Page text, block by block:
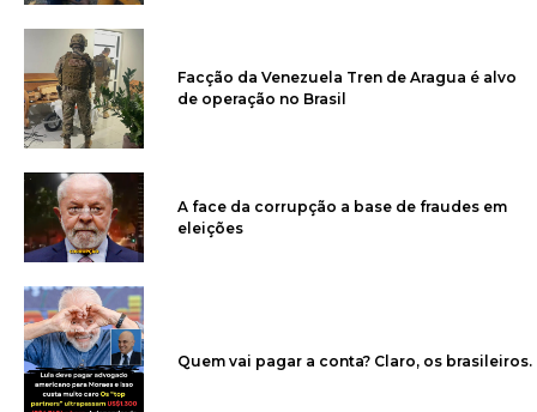
Facção da Venezuela Tren de Aragua é alvo
de operação no Brasil
A face da corrupção a base de fraudes em
eleições
Quem vai pagar a conta? Claro, os brasileiros.